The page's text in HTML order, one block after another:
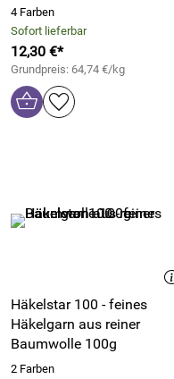
4 Farben
Sofort lieferbar
12,30 €*
Grundpreis: 64,74 €/kg
Häkelstar 100 - feines
Häkelgarn aus reiner
Baumwolle 100g
2 Farben